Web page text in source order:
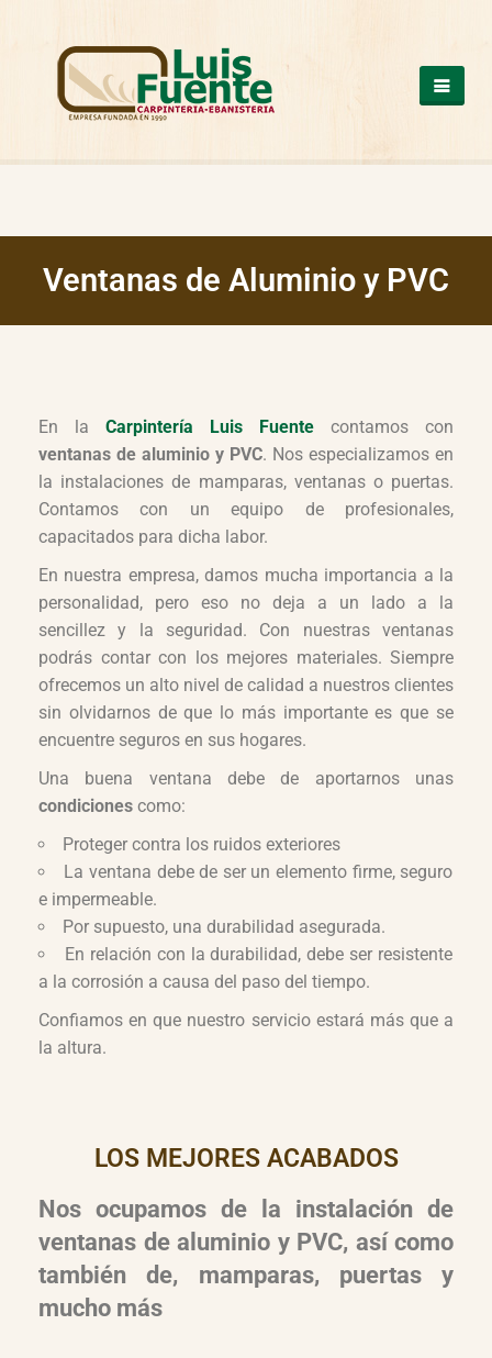
CASAS DE MADERA
ESCALERAS DE MADERA
MESAS DE MADERA
NUESTROS TRABAJOS
CONTACTO
Ventanas de Aluminio y PVC
En la Carpintería Luis Fuente contamos con
ventanas de aluminio y PVC. Nos especializamos en
la instalaciones de mamparas, ventanas o puertas.
Contamos con un equipo de profesionales,
capacitados para dicha labor.
En nuestra empresa, damos mucha importancia a la
personalidad, pero eso no deja a un lado a la
sencillez y la seguridad. Con nuestras ventanas
podrás contar con los mejores materiales. Siempre
ofrecemos un alto nivel de calidad a nuestros clientes
sin olvidarnos de que lo más importante es que se
encuentre seguros en sus hogares.
Una buena ventana debe de aportarnos unas
condiciones como:
Proteger contra los ruidos exteriores
La ventana debe de ser un elemento firme, seguro
e impermeable.
Por supuesto, una durabilidad asegurada.
En relación con la durabilidad, debe ser resistente
a la corrosión a causa del paso del tiempo.
Confiamos en que nuestro servicio estará más que a
la altura.
LOS MEJORES ACABADOS
Nos ocupamos de la instalación de
ventanas de aluminio y PVC, así como
también de, mamparas, puertas y
mucho más